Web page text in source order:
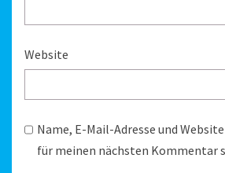
Website
Name, E-Mail-Adresse und
für meinen nächsten Kommentar